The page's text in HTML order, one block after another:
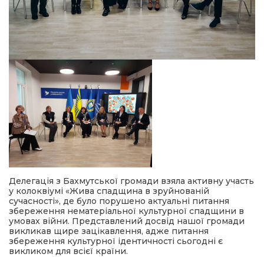
Делегація з Бахмутської громади взяла активну участь
у колоквіумі «Жива спадщина в зруйнованій
сучасності», де було порушено актуальні питання
збереження нематеріальної культурної спадщини в
умовах війни. Представлений досвід нашої громади
викликав щире зацікавлення, адже питання
збереження культурної ідентичності сьогодні є
викликом для всієї країни.